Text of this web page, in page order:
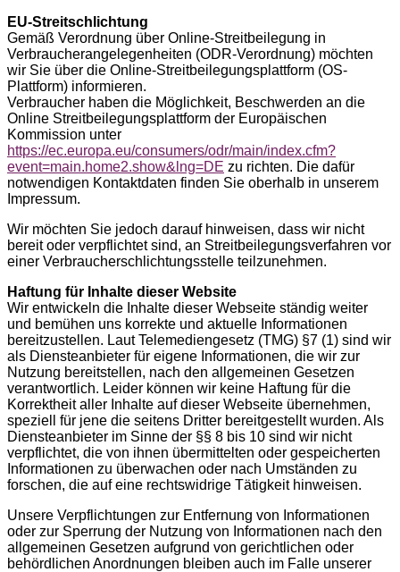
EU-Streitschlichtung
Gemäß Verordnung über Online-Streitbeilegung in
Verbraucherangelegenheiten (ODR-Verordnung) möchten
wir Sie über die Online-Streitbeilegungsplattform (OS-
Plattform) informieren.
Verbraucher haben die Möglichkeit, Beschwerden an die
Online Streitbeilegungsplattform der Europäischen
Kommission unter
https://ec.europa.eu/consumers/odr/main/index.cfm?
event=main.home2.show&lng=DE zu richten. Die dafür
notwendigen Kontaktdaten finden Sie oberhalb in unserem
Impressum.
Wir möchten Sie jedoch darauf hinweisen, dass wir nicht
bereit oder verpflichtet sind, an Streitbeilegungsverfahren vor
einer Verbraucherschlichtungsstelle teilzunehmen.
Haftung für Inhalte dieser Website
Wir entwickeln die Inhalte dieser Webseite ständig weiter
und bemühen uns korrekte und aktuelle Informationen
bereitzustellen. Laut Telemediengesetz (TMG) §7 (1) sind wir
als Diensteanbieter für eigene Informationen, die wir zur
Nutzung bereitstellen, nach den allgemeinen Gesetzen
verantwortlich. Leider können wir keine Haftung für die
Korrektheit aller Inhalte auf dieser Webseite übernehmen,
speziell für jene die seitens Dritter bereitgestellt wurden. Als
Diensteanbieter im Sinne der §§ 8 bis 10 sind wir nicht
verpflichtet, die von ihnen übermittelten oder gespeicherten
Informationen zu überwachen oder nach Umständen zu
forschen, die auf eine rechtswidrige Tätigkeit hinweisen.
Unsere Verpflichtungen zur Entfernung von Informationen
oder zur Sperrung der Nutzung von Informationen nach den
allgemeinen Gesetzen aufgrund von gerichtlichen oder
behördlichen Anordnungen bleiben auch im Falle unserer